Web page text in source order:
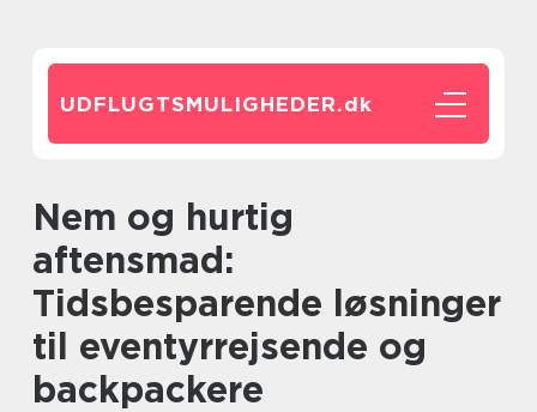
UDFLUGTSMULIGHEDER.dk
Nem og hurtig
aftensmad:
Tidsbesparende løsninger
til eventyrrejsende og
backpackere